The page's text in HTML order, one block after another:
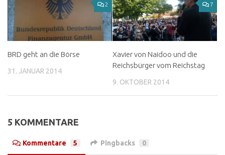
2
BRD geht an die Börse
31. JANUAR 2014
7
Xavier von Naidoo und die
Reichsbürger vom Reichstag
9. OKTOBER 2014
5 KOMMENTARE
Kommentare 5 Pingbacks 0